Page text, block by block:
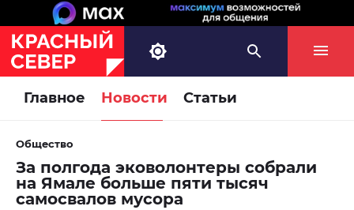
Главное Новости Статьи
Общество
За полгода эковолонтеры собрали
на Ямале больше пяти тысяч
самосвалов мусора